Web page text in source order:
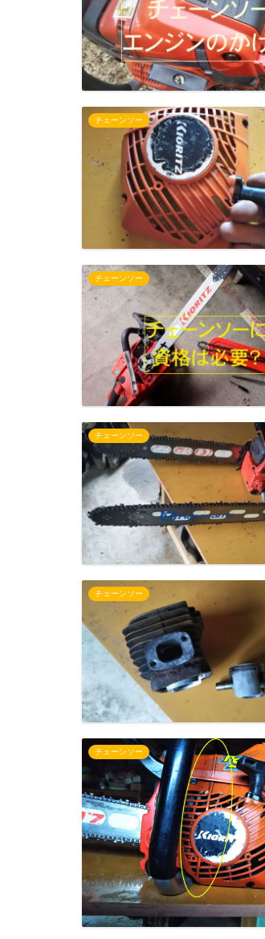
チェーンソー
チェーンソー
チェーンソー
チェーンソー
チェーンソー